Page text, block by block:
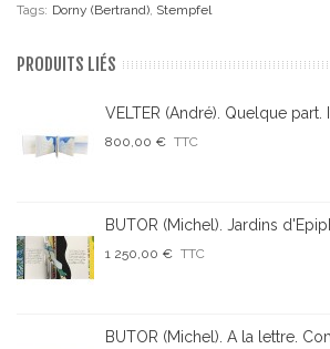
Tags: Dorny (Bertrand) Stempfel
PRODUITS LIÉS
VELTER (André). Quelque part.
800,00 € TTC
BUTOR (Michel). Jardins
1 250,00 € TTC
BUTOR (Michel). A la lettre.